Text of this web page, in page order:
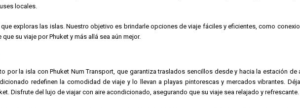
locales.
exploras las islas. Nuestro objetivo es brindarle opciones de viaje fáciles y eficientes, como
su viaje por Phuket y más allá sea aún mejor.
por la isla con Phuket Num Transport, que garantiza traslados sencillos desde y hacia la estación
redefinen la comodidad de viaje y lo llevan a playas pintorescas y mercados vibrantes.
Disfrute del lujo de viajar con aire acondicionado, asegurando que su viaje sea relajado y refrescante.